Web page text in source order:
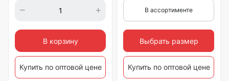
В корзину
Купить по оптовой цене
В ассортименте
Выбрать размер
Купить по оптовой цене